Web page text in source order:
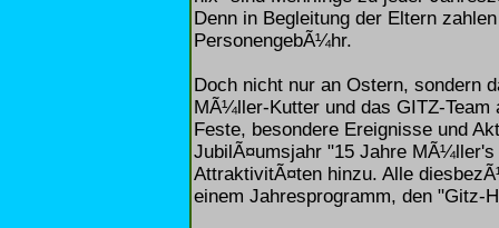
Denn in Begleitung der Eltern
PersonengebÃ¼hr.
Doch nicht nur an Ostern, sondern
MÃ¼ller-Kutter und das GITZ-Team
Feste, besondere Ereignisse und
JubilÃ¤umsjahr "15 Jahre
AttraktivitÃ¤ten hinzu. Alle
einem Jahresprogramm, den "Gitz-